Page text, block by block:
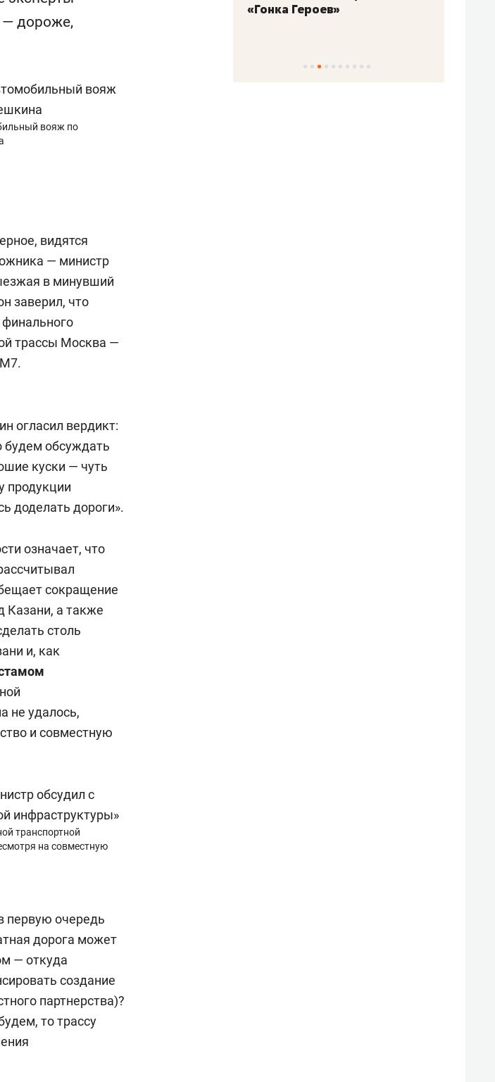
— дороже,
вояж по
видятся
— министр
в минувший
заверил, что
трассы Москва —
М7.
огласил вердикт:
обсуждать
куски — чуть
продукции
доделать дороги».
означает, что
сокращение
Казани, а также
столь
и, как
не удалось,
и совместную
транспортной
на совместную
первую очередь
дорога может
— откуда
создание
партнерства)?
то трассу
состоянием как основа
антихрупких команд
«Гонка Героев»